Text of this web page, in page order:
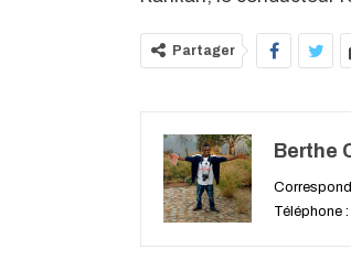
Partager
Berthe
Téléphone